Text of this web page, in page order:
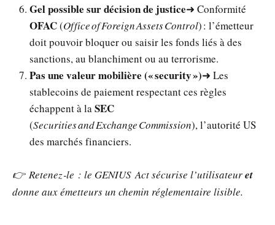
Gel possible sur décision de justice➜ Conformité
OFAC(Office of Foreign Assets Control) : l’émetteur
doit pouvoir bloquer ou saisir les fonds liés à des
sanctions, au blanchiment ou au terrorisme.
Pas une valeur mobilière (« security »)➜ Les
stablecoins de paiement respectant ces règles
échappent à laSEC
(Securities and Exchange Commission), l’autorité US
des marchés financiers.
👉 Retenez‑le : le GENIUS Act sécurise l’utilisateuret
donne aux émetteurs un chemin réglementaire lisible.